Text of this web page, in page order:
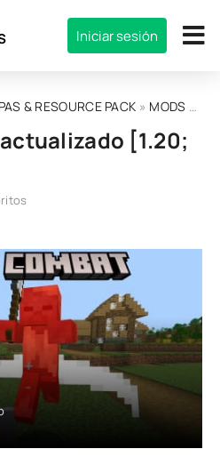
Iniciar sesión
& RESOURCE PACK » MODS
[1.20;